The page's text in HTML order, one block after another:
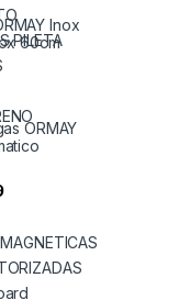
PILETA
Inox
60cm
ORMAY